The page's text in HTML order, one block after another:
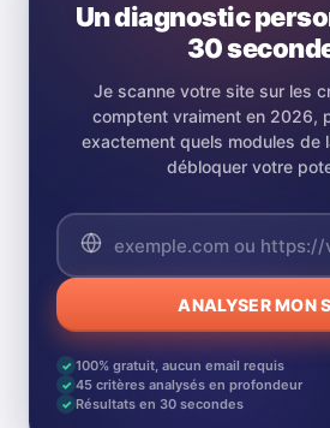
Un diagnostic
30
Je scanne votre site sur les
comptent vraiment en 2026,
exactement quels modules de
débloquer votre
ANALYSER MON
✓ 100% gratuit, aucun email requis
✓ 45 critères analysés en profondeur
✓ Résultats en 30 secondes